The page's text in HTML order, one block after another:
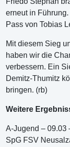
erneut in
Pass von Tobias
Mit diesem Sieg
haben wir die
verbessern. Ein
Demitz-Thumitz
bringen. (rb)
Weitere
A-Jugend – 09.03
SpG FSV